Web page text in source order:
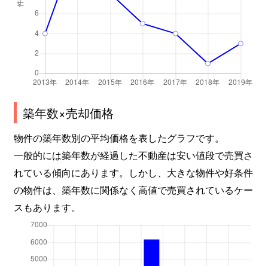
築年数×売却価格
物件の築年数別の平均価格を表したグラフです。
一般的には築年数が経過した不動産は安い値段で売買さ
れている傾向にあります。しかし、大きな物件や好条件
の物件は、築年数に関係なく高値で売買されているケー
スもあります。